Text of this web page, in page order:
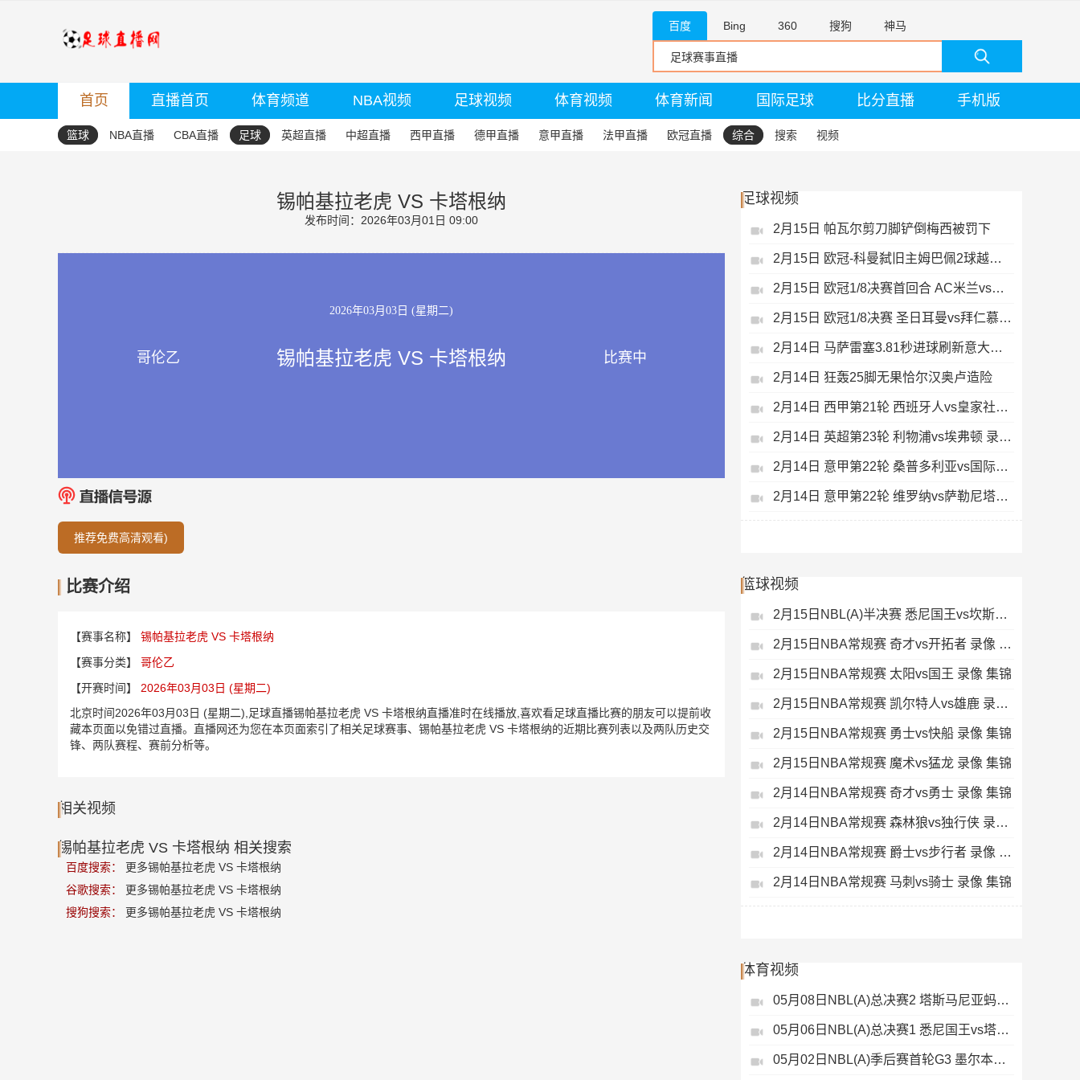
百度 Bing 360 搜狗 神马
首页 直播首页 体育频道 NBA视频 足球视频 体育视频 体育新闻 国际足球 比分直播 手机版
篮球 NBA直播 CBA直播 足球 英超直播 中超直播 西甲直播 德甲直播 意甲直播 法甲直播 欧冠直播 综合 搜索 视频
锡帕基拉老虎 VS 卡塔根纳
发布时间：2026年03月01日 09:00
2026年03月03日 (星期二)
哥伦乙 锡帕基拉老虎 VS 卡塔根纳 比赛中
推荐免费高清观看)
比赛介绍
【赛事名称】
锡帕基拉老虎 VS 卡塔根纳
【赛事分类】
哥伦乙
【开赛时间】
2026年03月03日 (星期二)
北京时间2026年03月03日 (星期二),足球直播锡帕基拉老虎 VS 卡塔根纳直播准时在线播放,喜欢看足球直播比赛的朋友可以提前收
藏本页面以免错过直播。直播网还为您在本页面索引了相关足球赛事、锡帕基拉老虎 VS 卡塔根纳的近期比赛列表以及两队历史交
锋、两队赛程、赛前分析等。
相关视频
锡帕基拉老虎 VS 卡塔根纳 相关搜索
百度搜索：
更多锡帕基拉老虎 VS 卡塔根纳
谷歌搜索：
更多锡帕基拉老虎 VS 卡塔根纳
搜狗搜索：
更多锡帕基拉老虎 VS 卡塔根纳
足球视频
2月15日 帕瓦尔剪刀脚铲倒梅西被罚下
2月15日 欧冠-科曼弑旧主姆巴佩2球越位无效
2月15日 欧冠1/8决赛首回合 AC米兰vs热刺 录像 集锦
2月15日 欧冠1/8决赛 圣日耳曼vs拜仁慕尼黑 录像 集锦
2月14日 马萨雷塞3.81秒进球刷新意大利历史
2月14日 狂轰25脚无果恰尔汉奥卢造险
2月14日 西甲第21轮 西班牙人vs皇家社会 录像 集锦
2月14日 英超第23轮 利物浦vs埃弗顿 录像 集锦
2月14日 意甲第22轮 桑普多利亚vs国际米兰 录像 集锦
2月14日 意甲第22轮 维罗纳vs萨勒尼塔纳 录像 集锦
篮球视频
2月15日NBL(A)半决赛 悉尼国王vs坎斯大班 录像 集锦
2月15日NBA常规赛 奇才vs开拓者 录像 集锦
2月15日NBA常规赛 太阳vs国王 录像 集锦
2月15日NBA常规赛 凯尔特人vs雄鹿 录像 集锦
2月15日NBA常规赛 勇士vs快船 录像 集锦
2月15日NBA常规赛 魔术vs猛龙 录像 集锦
2月14日NBA常规赛 奇才vs勇士 录像 集锦
2月14日NBA常规赛 森林狼vs独行侠 录像 集锦
2月14日NBA常规赛 爵士vs步行者 录像 集锦
2月14日NBA常规赛 马刺vs骑士 录像 集锦
体育视频
05月08日NBL(A)总决赛2 塔斯马尼亚蚂蚁vs悉尼国王 录像
05月06日NBL(A)总决赛1 悉尼国王vs塔斯马尼亚蚂蚁 全场录像
05月02日NBL(A)季后赛首轮G3 墨尔本联 - 塔斯马尼亚蚂蚁 录像集锦